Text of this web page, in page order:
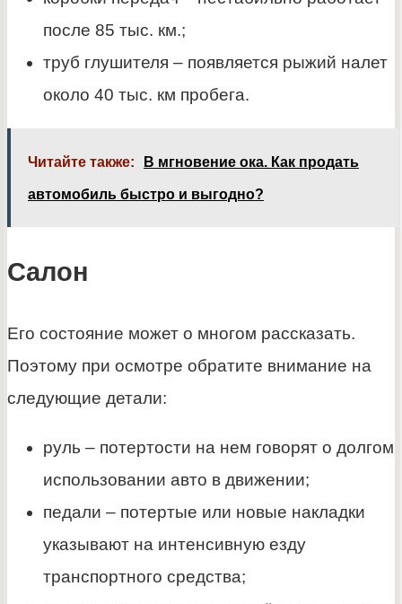
после 85 тыс. км.;
труб глушителя – появляется рыжий налет
около 40 тыс. км пробега.
Читайте также: В мгновение ока. Как продать
автомобиль быстро и выгодно?
Салон
Его состояние может о многом рассказать.
Поэтому при осмотре обратите внимание на
следующие детали:
руль – потертости на нем говорят о долгом
использовании авто в движении;
педали – потертые или новые накладки
указывают на интенсивную езду
транспортного средства;